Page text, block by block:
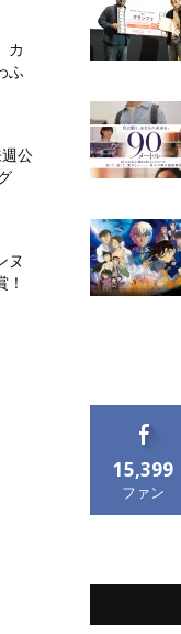
カ
ふ
公
ヌ
15,399
ファン